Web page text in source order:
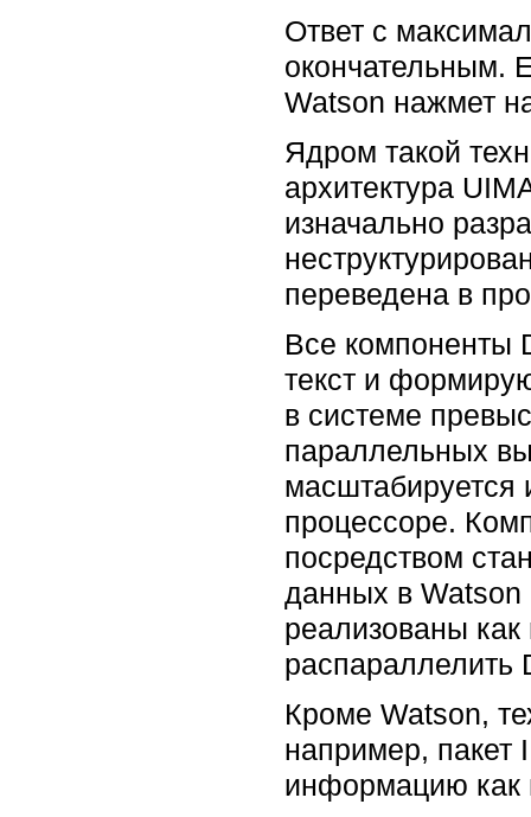
Ответ с
окончательным.
Watson нажмет
Ядром такой
архитектура
изначально
переведена в
Все компоненты
текст и
в системе
параллельных
масштабируется
процессоре.
посредством
данных в Watson
реализованы как
распараллелить
Кроме Watson,
например, пакет
информацию как